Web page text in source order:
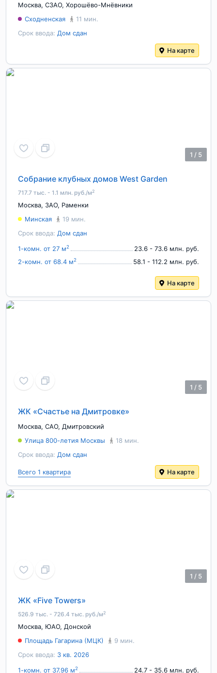
Москва, СЗАО, Хорошёво-Мнёвники
Срок ввода: Дом сдан
Сходненская 11 мин.
На карте
1 / 5
Собрание клубных домов West Garden
717.7 тыс. - 1.1 млн. руб./м2
Москва, ЗАО, Раменки
Срок ввода: Дом сдан
Минская 19 мин.
1-комн. от 27 м2
23.6 - 73.6 млн. руб.
2-комн. от 68.4 м2 58.1 - 112.2 млн. руб.
На карте
1 / 5
ЖК «Счастье на Дмитровке»
Москва, САО, Дмитровский
Срок ввода: Дом сдан
Улица 800-летия Москвы 18 мин.
Всего 1 квартира На карте
1 / 5
ЖК «Five Towers»
526.9 тыс. - 726.4 тыс. руб./м2
Москва, ЮАО, Донской
Срок ввода: 3 кв. 2026
Площадь Гагарина (МЦК) 9 мин.
1-комн. от 37.96 м2 24.7 - 35.6 млн. руб.